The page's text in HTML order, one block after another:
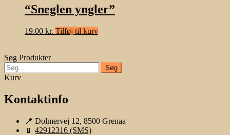
“Sneglen yngler”
19.00 kr. Tilføj til kurv
Søg Produkter
Søg
efter:
Kurv
Kontaktinfo
📍 Dolmervej 12, 8500 Grenaa
📱 42912316 (SMS)